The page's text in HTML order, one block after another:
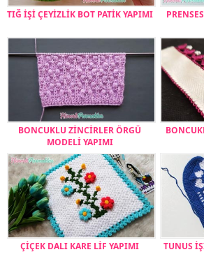
TIĞ İŞİ ÇEYİZLİK BOT PATİK YAPIMI
BONCUKLU ZİNCİRLER ÖRGÜ
MODELİ YAPIMI
ÇİÇEK DALI KARE LİF YAPIMI TUNUS